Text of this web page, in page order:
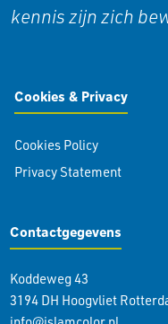
kennis zijn zich
Cookies & Privacy
Cookies Policy
Privacy Statement
Contactgegevens
Koddeweg 43
3194 DH Hoogvliet